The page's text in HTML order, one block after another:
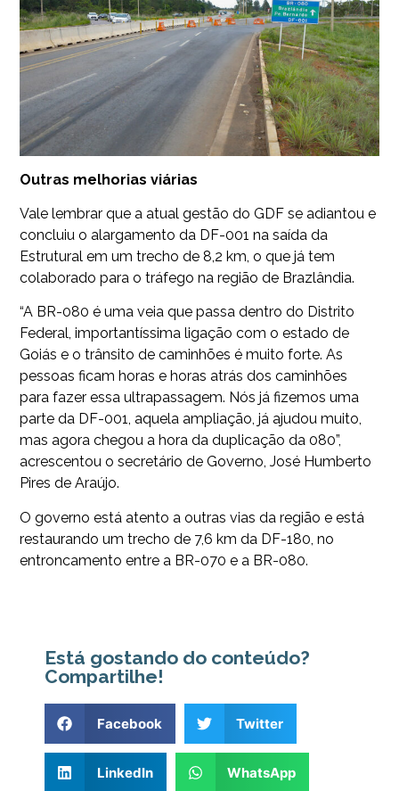
Outras melhorias viárias
Vale lembrar que a atual gestão do GDF se adiantou e
concluiu o alargamento da DF-001 na saída da
Estrutural em um trecho de 8,2 km, o que já tem
colaborado para o tráfego na região de Brazlândia.
“A BR-080 é uma veia que passa dentro do Distrito
Federal, importantíssima ligação com o estado de
Goiás e o trânsito de caminhões é muito forte. As
pessoas ficam horas e horas atrás dos caminhões
para fazer essa ultrapassagem. Nós já fizemos uma
parte da DF-001, aquela ampliação, já ajudou muito,
mas agora chegou a hora da duplicação da 080”,
acrescentou o secretário de Governo, José Humberto
Pires de Araújo.
O governo está atento a outras vias da região e está
restaurando um trecho de 7,6 km da DF-180, no
entroncamento entre a BR-070 e a BR-080.
Está gostando do conteúdo?
Compartilhe!
Facebook Twitter
LinkedIn WhatsApp